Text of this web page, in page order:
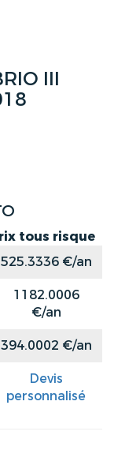
III
tous risque
525.3336 €/an
1182.0006
€/an
394.0002 €/an
Devis
personnalisé